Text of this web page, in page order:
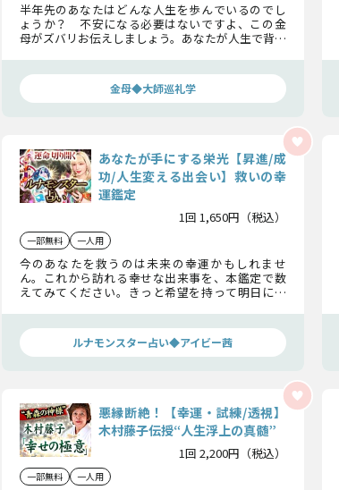
半年先のあなたはどんな人生を歩んでいるのでし
ょうか？ 不安になる必要はないですよ、この金
母がズバリお伝えしましょう。あなたが人生で背負
みください。
金母◆大師巡礼学
あなたが手にする栄光【昇進/成
功/人生変える出会い】救いの幸
運鑑定
1回 1,650円（税込）
一部無料 一人用
今のあなたを救うのは未来の幸運かもしれませ
ん。これから訪れる幸せな出来事を、本鑑定で数
えてみてください。きっと希望を持って明日に臨
お待ちくださいね。ルナモンスター占い◆アイビー茜
悪縁断絶！【幸運・試練/透視】
木村藤子伝授“人生浮上の真髄”
1回 2,200円（税込）
一部無料 一人用